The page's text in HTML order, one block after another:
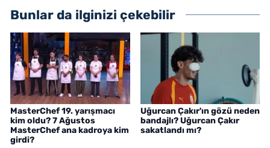
Bunlar da ilginizi çekebilir
MasterChef 19. yarışmacı
kim oldu? 7 Ağustos
MasterChef ana kadroya kim
girdi?
Uğurcan Çakır'ın gözü neden
bandajlı? Uğurcan Çakır
sakatlandı mı?